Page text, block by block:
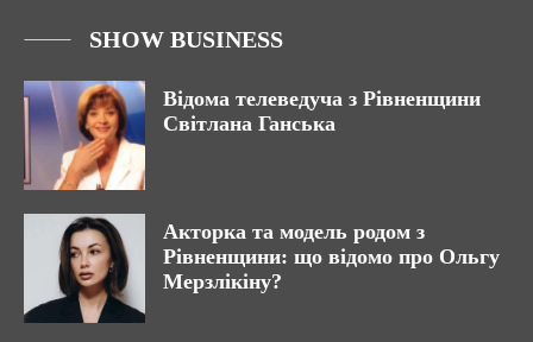
SHOW BUSINESS
Відома телеведуча з Рівненщини
Світлана Ганська
Акторка та модель родом з
Рівненщини: що відомо про Ольгу
Мерзлікіну?